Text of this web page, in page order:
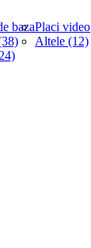
bazaPlaci video
Altele (12)